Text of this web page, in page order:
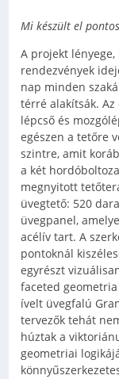
Mi készült el
A projekt
rendezvények
nap minden
térré alakítsák.
lépcső és
egészen a tetőre
szintre, amit
a két
megnyitott
üvegtető: 520
üvegpanel,
acélív tart. A
pontoknál
egyrészt
faceted
ívelt üvegfalú
tervezők tehát
húztak a
geometriai